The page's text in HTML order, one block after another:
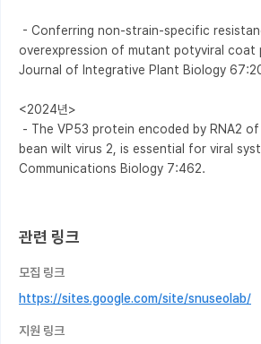
overexpression of mutant potyviral coat
Journal of Integrative Plant Biology
<2024년>
bean wilt virus 2, is essential for viral
Communications Biology 7:462.
관련 링크
모집 링크
https://sites.google.com/site/snuseolab/
지원 링크